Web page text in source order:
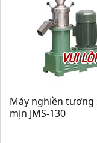
VUI
Máy nghiền tương
mịn JMS-130